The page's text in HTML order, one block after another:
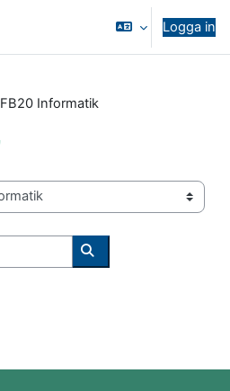
Logga in
FB20 Informatik
Sök kurser